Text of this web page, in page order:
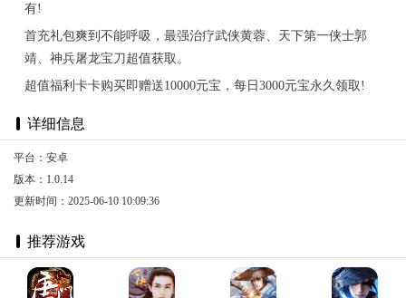
有!
首充礼包爽到不能呼吸，最强治疗武侠黄蓉、天下第一侠士郭
靖、神兵屠龙宝刀超值获取。
超值福利卡卡购买即赠送10000元宝，每日3000元宝永久领取!
详细信息
平台：安卓
版本：1.0.14
更新时间：2025-06-10 10:09:36
推荐游戏